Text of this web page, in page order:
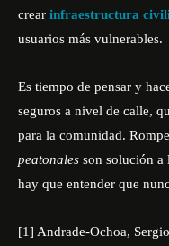
crear infraestructura
usuarios más vulnerables.
Es tiempo de pensar y
seguros a nivel de calle,
para la comunidad.
peatonales son solución a
hay que entender que
[1] Andrade-Ochoa,